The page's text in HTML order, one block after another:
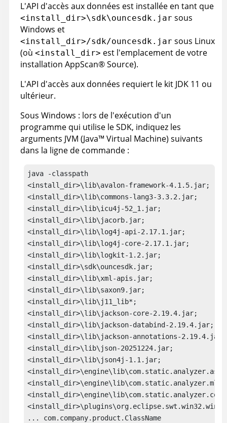
L'API d'accès aux données est installée en tant que
<install_dir>\sdk\ouncesdk.jar sous
Windows et
<install_dir>/sdk/ouncesdk.jar sous Linux
(où <install_dir> est l'emplacement de votre
installation AppScan®Source).
L'API d'accès aux données requiert le kit JDK 11 ou
ultérieur.
Sous Windows : lors de l'exécution d'un
programme qui utilise le SDK, indiquez les
arguments JVM (Java™ Virtual Machine) suivants
dans la ligne de commande :
java -classpath
<install_dir>\lib\avalon-framework-4.1.5.jar;
<install_dir>\lib\commons-lang3-3.3.2.jar;
<install_dir>\lib\icu4j-52_1.jar;
<install_dir>\lib\jacorb.jar;
<install_dir>\lib\log4j-api-2.17.1.jar;
<install_dir>\lib\log4j-core-2.17.1.jar;
<install_dir>\lib\logkit-1.2.jar;
<install_dir>\sdk\ouncesdk.jar;
<install_dir>\lib\xml-apis.jar;
<install_dir>\lib\saxon9.jar;
<install_dir>\lib\j11_lib*;
<install_dir>\lib\jackson-core-2.19.4.jar;
<install_dir>\lib\jackson-databind-2.19.4.jar;
<install_dir>\lib\jackson-annotations-2.19.4.jar;
<install_dir>\lib\json-20251224.jar;
<install_dir>\lib\json4j-1.1.jar;
... com.company.product.ClassName